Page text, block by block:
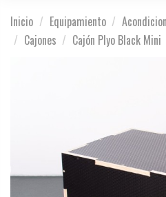
Inicio Equipamiento
Cajones
Cajón Plyo Black Mini